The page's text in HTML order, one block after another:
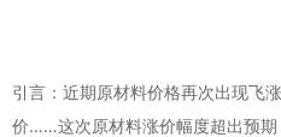
引言：近期原材料价格再次出现飞
价……这次原材料涨价幅度超出预期